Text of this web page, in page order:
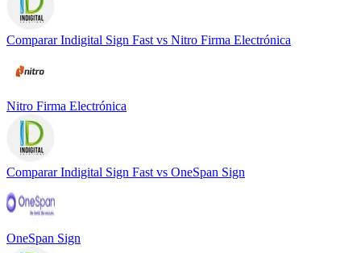
Comparar Indigital Sign Fast vs Nitro Firma Electrónica
Nitro Firma Electrónica
Comparar Indigital Sign Fast vs OneSpan Sign
OneSpan Sign